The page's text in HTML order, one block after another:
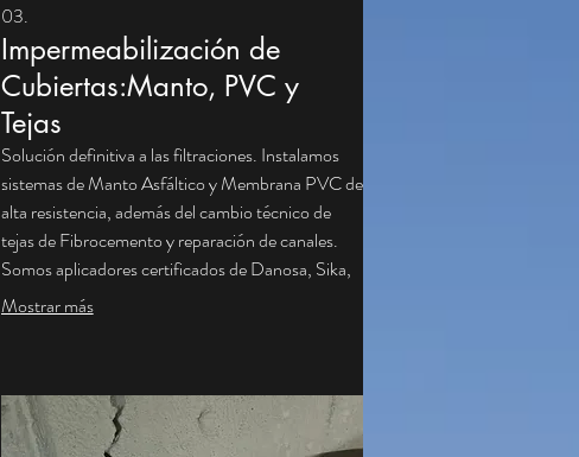
03.
Impermeabilización de
Cubiertas:Manto, PVC y
Tejas
Solución definitiva a las filtraciones. Instalamos
sistemas de Manto Asfáltico y Membrana PVC de
alta resistencia, además del cambio técnico de
tejas de Fibrocemento y reparación de canales.
Somos aplicadores certificados de Danosa, Sika,
Edil y Texsa, asegurando materiales de primera
Mostrar más